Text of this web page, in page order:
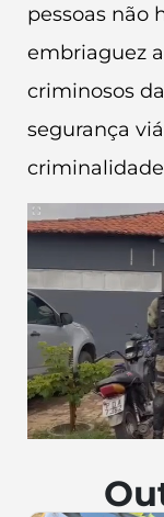
pessoas não
embriaguez
criminosos
segurança